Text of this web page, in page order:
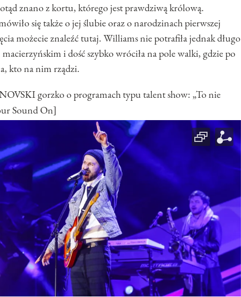
znano z kortu, którego jest prawdziwą królową.
się także o jej ślubie oraz onarodzinach pierwszej
możecie znaleźć tutaj. Williams nie potrafiła jednak długo
i dość szybko wróciła na pole walki, gdzie po
kto na nim rządzi.
gorzko o programach typu talent show: „To nie
Sound On]